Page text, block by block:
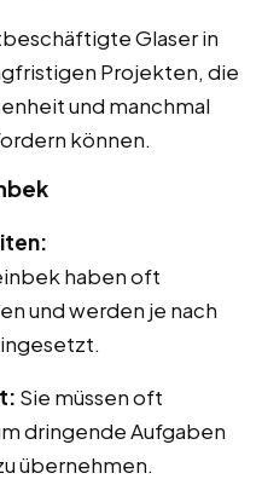
Glaser in
Projekten, die
und manchmal
können.
haben oft
und werden je nach
Sie müssen oft
dringende Aufgaben
übernehmen.